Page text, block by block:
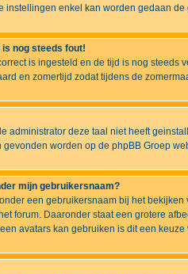
instellingen enkel kan worden gedaan
is nog steeds fout!
is ingesteld en de tijd is nog
en zomertijd zodat tijdens de
administrator deze taal niet heeft
gevonden worden op de phpBB Groep
mijn gebruikersnaam?
een gebruikersnaam bij het
forum. Daaronder staat een grotere
avatars kan gebruiken is dit een